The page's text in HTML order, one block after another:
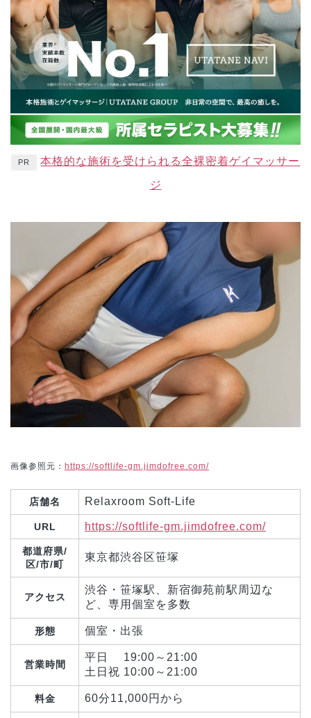
PR 本格的な施術を受けられる全裸密着ゲイマッサー
ジ
画像参照元： https://softlife-gm.jimdofree.com/
店舗名 Relaxroom Soft-Life
URL https://softlife-gm.jimdofree.com/
都道府県/
区/市/町
東京都渋谷区笹塚
アクセス
渋谷・笹塚駅、新宿御苑前駅周辺な
ど、専用個室を多数
形態 個室・出張
営業時間
平日 19:00～21:00
土日祝 10:00～21:00
料金 60分11,000円から